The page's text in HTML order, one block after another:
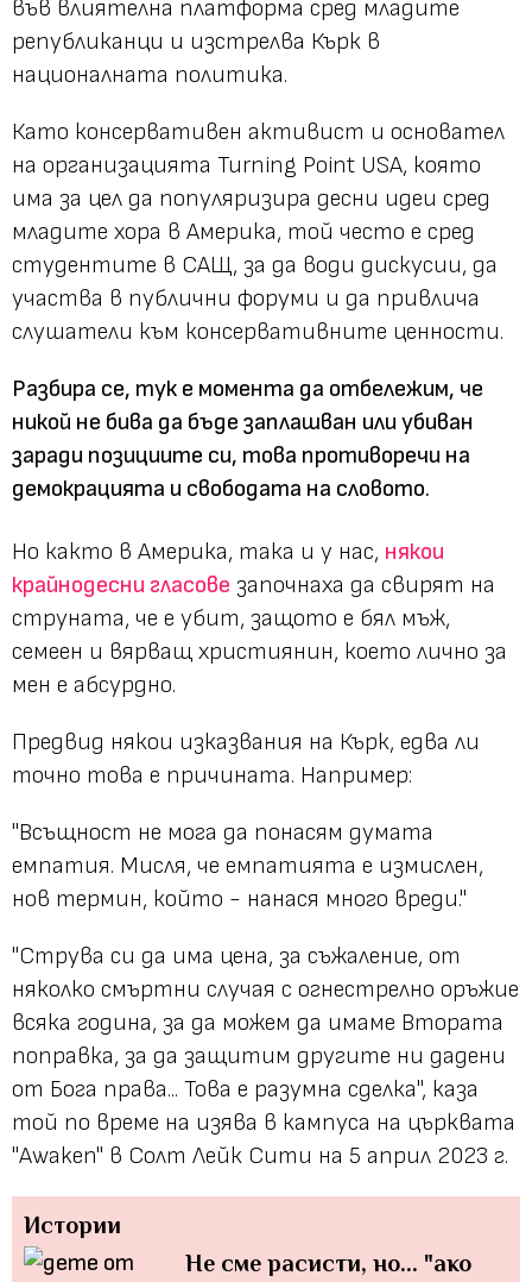
във влиятелна платформа сред младите
републиканци и изстрелва Кърк в
националната политика.
Като консервативен активист и основател
на организацията Turning Point USA, която
има за цел да популяризира десни идеи сред
младите хора в Америка, той често е сред
студентите в САЩ, за да води дискусии, да
участва в публични форуми и да привлича
слушатели към консервативните ценности.
Разбира се, тук е момента да отбележим, че
никой не бива да бъде заплашван или убиван
заради позициите си, това противоречи на
демокрацията и свободата на словото.
Но както в Америка, така и у нас, някои
крайнодесни гласове започнаха да свирят на
струната, че е убит, защото е бял мъж,
семеен и вярващ християнин, което лично за
мен е абсурдно.
Предвид някои изказвания на Кърк, едва ли
точно това е причината. Например:
"Всъщност не мога да понасям думата
емпатия. Мисля, че емпатията е измислен,
нов термин, който - нанася много вреди."
"Струва си да има цена, за съжаление, от
няколко смъртни случая с огнестрелно оръжие
всяка година, за да можем да имаме Втората
поправка, за да защитим другите ни дадени
от Бога права... Това е разумна сделка", каза
той по време на изява в кампуса на църквата
"Awaken" в Солт Лейк Сити на 5 април 2023 г.
Истории
Не сме расисти, но... "ако